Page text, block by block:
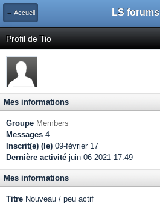
← Accueil LS forums
Profil de Tio
Mes informations
Groupe Members
Messages 4
Inscrit(e) (le) 09-février 17
Dernière activité juin 06 2021 17:49
Mes informations
Titre Nouveau / peu actif